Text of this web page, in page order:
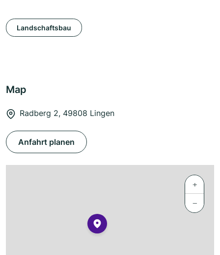
Landschaftsbau
Map
Radberg 2, 49808 Lingen
Anfahrt planen
+
−